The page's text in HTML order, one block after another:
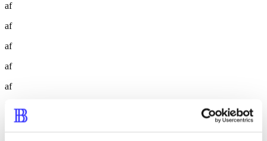
af
af
af
af
af
lorem ipsum dolor sit amet ...